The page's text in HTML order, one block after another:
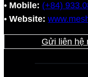
• Mobile: (+84)
• Website:
Gửi liên hệ